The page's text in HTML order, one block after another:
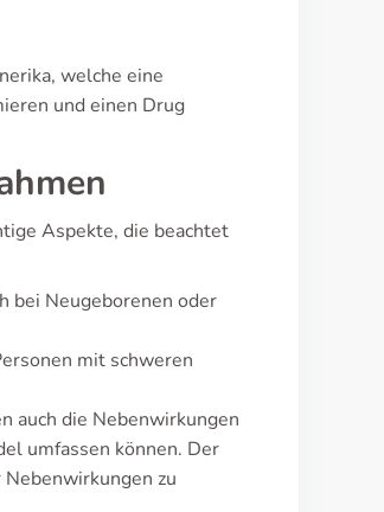
welche eine
und einen Drug
Aspekte, die beachtet
bei Neugeborenen oder
mit schweren
auch die Nebenwirkungen
umfassen können. Der
zu